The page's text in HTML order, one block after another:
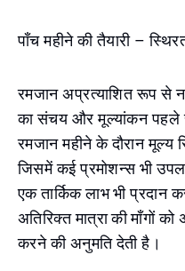
पाँच महीने की तैयारी –
रमजान अप्रत्याशित रूप से
का संचय और मूल्यांकन पहले
रमजान महीने के दौरान मूल्य
जिसमें कई प्रमोशन्स भी
एक तार्किक लाभ भी प्रदान
अतिरिक्त मात्रा की माँगों
करने की अनुमति देती है।